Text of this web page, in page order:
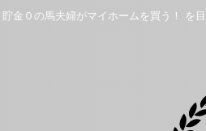
貯金０の馬夫婦がマイホームを買う！ を